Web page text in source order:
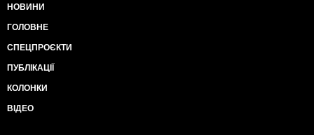
НОВИНИ
ГОЛОВНЕ
СПЕЦПРОЄКТИ
ПУБЛІКАЦІЇ
КОЛОНКИ
ВІДЕО